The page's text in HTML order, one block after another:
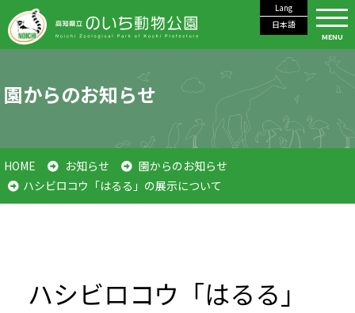
Lang
日本語
MENU
園からのお知らせ
HOME お知らせ
園からのお知らせ
ハシビロコウ「はるる」の展示について
ハシビロコウ「はるる」